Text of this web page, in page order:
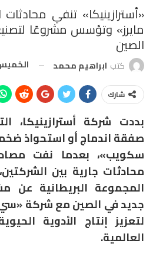
«أسترازينيكا» تنفي
مايرز» وتؤسس مشروعًا
الصين
كتب ابراهيم محمد الخميس 6 أغسطس, 2026
شارك
بددت شركة أسترازينيكا،
صفقة اندماج أو استحواذ
سكويب»، بعدما نفت
محادثات جارية بين
المجموعة البريطانية عن
لتعزيز إنتاج الأدوية
العالمية.